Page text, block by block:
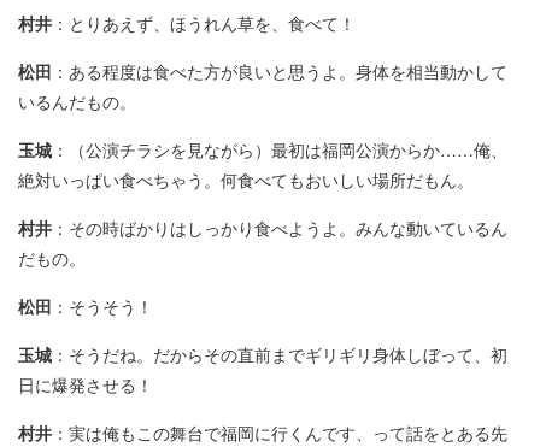
村井 ：とりあえず、ほうれん草を、食べて！
松田 ：ある程度は食べた方が良いと思うよ。身体を相当動かして
いるんだもの。
玉城 ：（公演チラシを見ながら）最初は福岡公演からか……俺、
絶対いっぱい食べちゃう。何食べてもおいしい場所だもん。
村井 ：その時ばかりはしっかり食べようよ。みんな動いているん
だもの。
松田 ：そうそう！
玉城 ：そうだね。だからその直前までギリギリ身体しぼって、初
日に爆発させる！
村井 ：実は俺もこの舞台で福岡に行くんです、って話をとある先